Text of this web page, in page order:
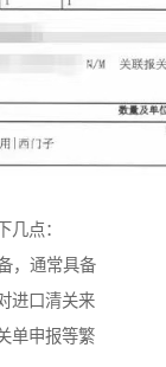
几点：
，通常具备
进口清关来
单申报等繁